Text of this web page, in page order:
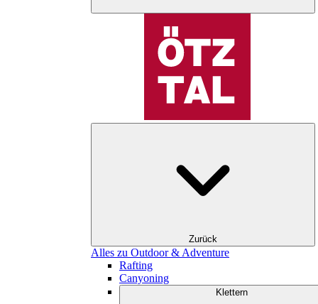
Zurück
Alles zu Outdoor & Adventure
Rafting
Canyoning
Klettern